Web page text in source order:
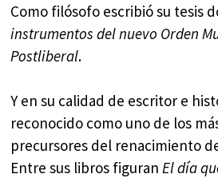
Como filósofo escribió su tesis
instrumentos del nuevo Orden
Postliberal.
Y en su calidad de escritor e
reconocido como uno de los
precursores del renacimiento
Entre sus libros figuranEl día